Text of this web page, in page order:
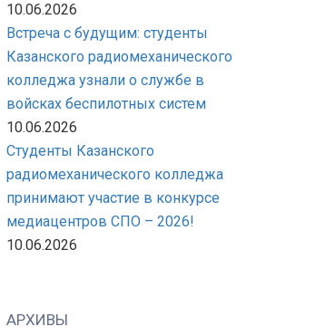
10.06.2026
Встреча с будущим: студенты
Казанского радиомеханического
колледжа узнали о службе в
войсках беспилотных систем
10.06.2026
Студенты Казанского
радиомеханического колледжа
принимают участие в конкурсе
медиацентров СПО – 2026!
10.06.2026
АРХИВЫ